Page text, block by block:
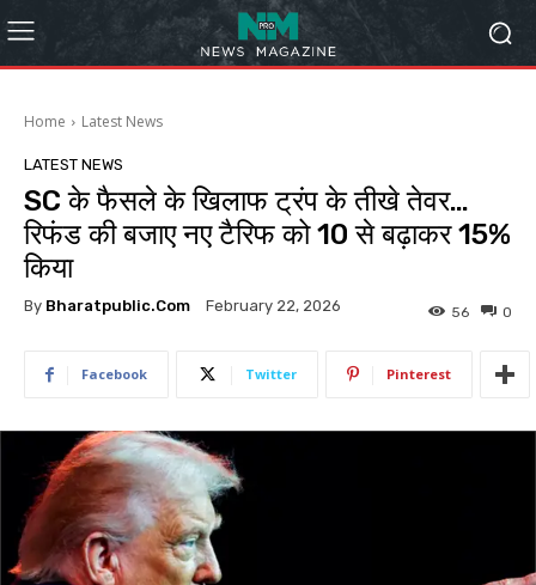
Home Latest News
LATEST NEWS
SC के फैसले के खिलाफ ट्रंप के तीखे तेवर…
रिफंड की बजाए नए टैरिफ को 10 से बढ़ाकर 15%
किया
By Bharatpublic.com February 22, 2026 0
56
Facebook Twitter Pinterest